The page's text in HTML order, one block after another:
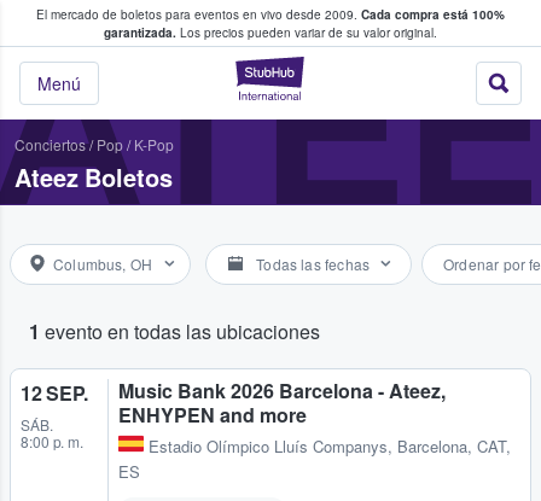
El mercado de boletos para eventos en vivo desde 2009. Cada compra está 100%
garantizada. Los precios pueden variar de su valor original.
StubHub: donde
Menú
fans compran y venden boletos
Conciertos/ Pop/ K-Pop
Ateez Boletos
Columbus, OH Todas las fechas Ordenar por
1 evento en todas las ubicaciones
12 SEP.
SÁB.
8:00 p. m.
Music Bank 2026 Barcelona - Ateez,
ENHYPEN and more
Estadio Olímpico Lluís Companys, Barcelona, CAT,
ES